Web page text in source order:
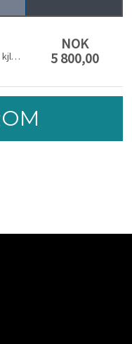
Leiligheten har fult utstyre kjlkken med kjøpeskap, microovn, vannkoker, brødrister og fryser, sengetøy/håndkle og WI-Fi. Prisen inkluderer leie av leligheten og utvask.
NOK
5 800,00